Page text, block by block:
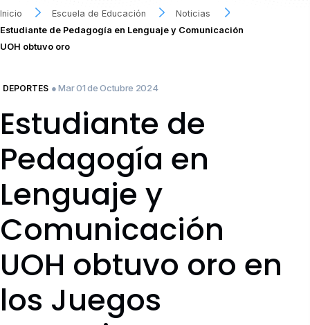
Inicio Escuela de Educación
Noticias
Estudiante de Pedagogía en Lenguaje y Comunicación
UOH obtuvo oro
DEPORTES ● Mar 01 de Octubre 2024
Estudiante de
Pedagogía en
Lenguaje y
Comunicación
UOH obtuvo oro en
los Juegos